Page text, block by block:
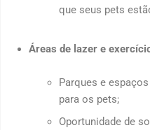
que seus pets
Áreas de lazer e
Parques e
para os pets;
Oportunidade de